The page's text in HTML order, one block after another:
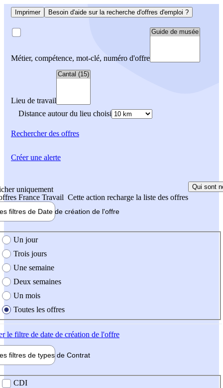
Imprimer Besoin d'aide sur la recherche d'offres d'emploi ?
Métier, compétence, mot-clé, numéro d'offre
Lieu de travail
Distance autour du lieu choisi
Rechercherdes offres
uniquement
France Travail Cette action recharge la liste des offres
Qui sont
filtres de Date de création de l'offre
création de l'offre
Un jour
Trois jours
Une semaine
Deux semaines
Un mois
Toutes les offres
le filtre de date de création de l'offre
filtres de types de Contrat
contrat
CDI
Créer une alerte